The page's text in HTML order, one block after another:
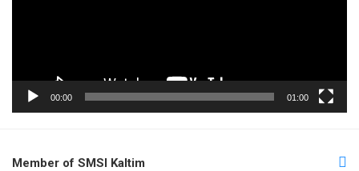
00:00 01:00
Member of SMSI Kaltim